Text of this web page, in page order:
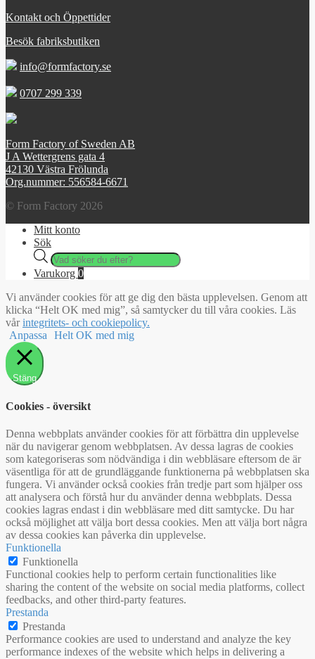
Kontakt och Öppettider
Besök fabriksbutiken
info@formfactory.se
0707 299 339
Form Factory of Sweden AB
J A Wettergrens gata 4
42130 Västra Frölunda
Org.nummer: 556584-6671
© Form Factory 2026
Mitt konto
Sök
Products
search
Varukorg 0
Vi använder cookies för att ge dig den bästa upplevelsen. Genom att
klicka “Helt OK med mig”, så samtycker du till våra cookies. Läs
vårintegritets- och cookiepolicy.
Anpassa
Helt OK med mig
Stäng
Cookies - översikt
Denna webbplats använder cookies för att förbättra din upplevelse
när du navigerar genom webbplatsen. Av dessa lagras de cookies
som kategoriseras som nödvändiga i din webbläsare eftersom de är
väsentliga för att de grundläggande funktionerna på webbplatsen ska
fungera. Vi använder också cookies från tredje part som hjälper oss
att analysera och förstå hur du använder denna webbplats. Dessa
cookies lagras endast i din webbläsare med ditt samtycke. Du har
också möjlighet att välja bort dessa cookies. Men att välja bort några
av dessa cookies kan påverka din upplevelse.
Funktionella
Funktionella
Functional cookies help to perform certain functionalities like
sharing the content of the website on social media platforms, collect
feedbacks, and other third-party features.
Prestanda
Prestanda
Performance cookies are used to understand and analyze the key
performance indexes of the website which helps in delivering a